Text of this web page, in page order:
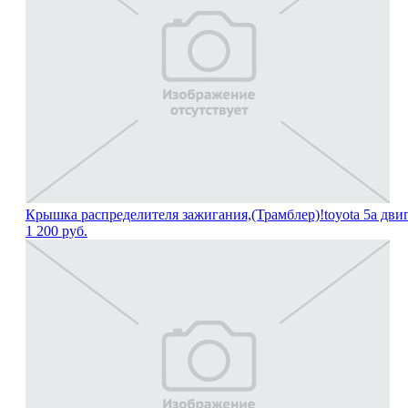
Крышка распределителя зажигания,(Трамблер)!toyota 5a
1 200 руб.